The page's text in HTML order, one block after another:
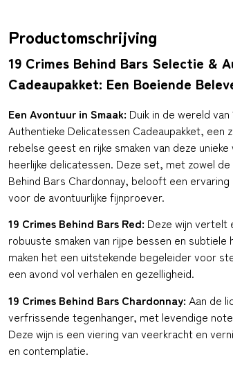
Productomschrijving
19 Crimes Behind Bars Selectie &
Cadeaupakket: Een Boeiende
Een Avontuur in Smaak: Duik in de wereld
Authentieke Delicatessen Cadeaupakket,
rebelse geest en rijke smaken van deze
heerlijke delicatessen. Deze set, met zowel
Behind Bars Chardonnay, belooft een
voor de avontuurlijke fijnproever.
19 Crimes Behind Bars Red: Deze wijn vertelt
robuuste smaken van rijpe bessen en
maken het een uitstekende begeleider voor
een avond vol verhalen en gezelligheid.
19 Crimes Behind Bars Chardonnay: Aan de
verfrissende tegenhanger, met levendige
Deze wijn is een viering van veerkracht en
en contemplatie.